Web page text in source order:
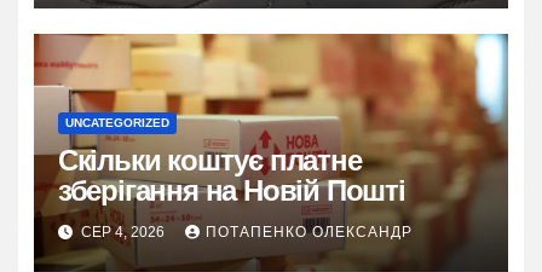
UNCATEGORIZED
Скільки коштує платне
зберігання на Новій Пошті
СЕР 4, 2026 ПОТАПЕНКО ОЛЕКСАНДР